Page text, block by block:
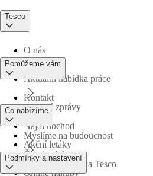
Tesco
O nás
Aktuální nabídka práce
Tiskové zprávy
Myslíme na budoucnost
Obchodní skupina Tesco
Pomůžeme vám
Kontakt
Najdi obchod
Časté otázky
Co nabízíme
Akční letáky
Online nákupy
Podmínky a nastavení